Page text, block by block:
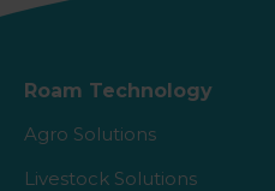
Roam Technology
Agro Solutions
Livestock Solutions